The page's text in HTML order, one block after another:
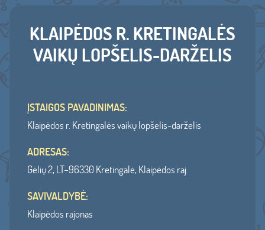
KLAIPĖDOS R. KRETINGALĖS
VAIKŲ LOPŠELIS-DARŽELIS
ĮSTAIGOS PAVADINIMAS:
Klaipėdos r. Kretingalės vaikų lopšelis-darželis
ADRESAS:
Gėlių 2, LT–96330 Kretingalė, Klaipėdos raj
SAVIVALDYBĖ:
Klaipėdos rajonas